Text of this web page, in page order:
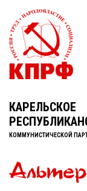
КАРЕЛЬСКОЕ
КОММУНИСТИЧЕСКОЙ